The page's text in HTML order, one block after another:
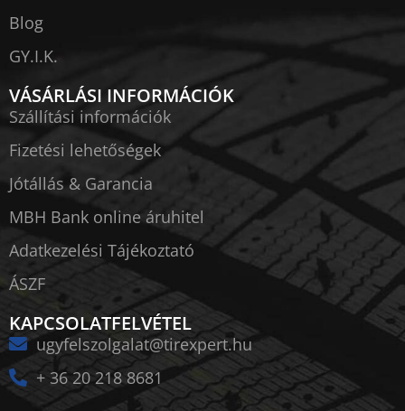
Blog
GY.I.K.
VÁSÁRLÁSI INFORMÁCIÓK
Szállítási információk
Fizetési lehetőségek
Jótállás & Garancia
MBH Bank online áruhitel
Adatkezelési Tájékoztató
ÁSZF
KAPCSOLATFELVÉTEL
ugyfelszolgalat@tirexpert.hu
+ 36 20 218 8681